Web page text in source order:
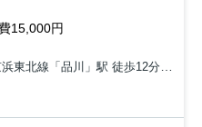
15,000円
東北線「品川」駅 徒歩12分